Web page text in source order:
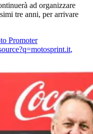
ad organizzare
tre anni, per arrivare
Promoter
,